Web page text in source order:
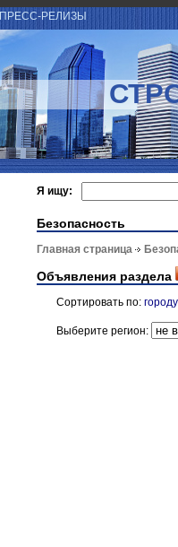
ПРЕСС-РЕЛИЗЫ
Я ищу:
Безопасность
Главная страница
Объявления раздела
Сортировать по: городу
Выберите регион: